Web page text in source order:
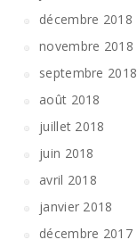
décembre 2018
novembre 2018
septembre 2018
août 2018
juillet 2018
juin 2018
avril 2018
janvier 2018
décembre 2017